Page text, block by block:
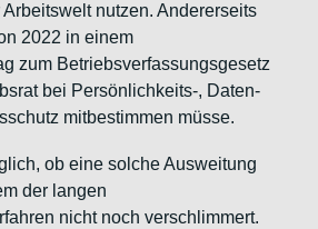
nutzen. Andererseits
2022 in einem
zum Betriebsverfassungsgesetz
bei Persönlichkeits-, Daten-
mitbestimmen müsse.
ob eine solche Ausweitung
der langen
nicht noch verschlimmert.